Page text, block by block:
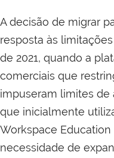
A decisão de migrar
resposta às
de 2021, quando a
comerciais que
impuseram limites de
que inicialmente
Workspace
necessidade de